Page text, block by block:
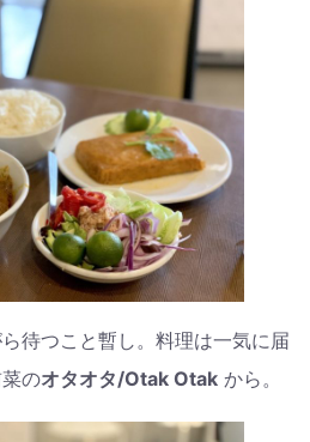
待つこと暫し。料理は一気に届
のオタオタ/Otak Otak から。